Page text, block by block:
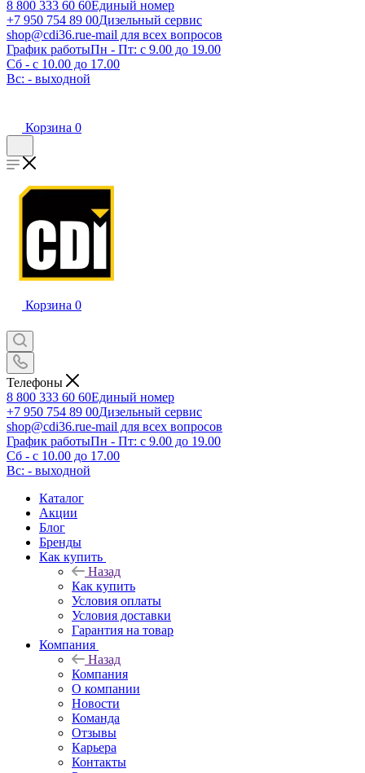
8 800 333 60 60Единый номер
+7 950 754 89 00Дизельный сервис
shop@cdi36.rue-mail для всех вопросов
График работыПн - Пт: с 9.00 до 19.00
Сб - с 10.00 до 17.00
Вс: - выходной
Корзина 0
Корзина 0
Телефоны
8 800 333 60 60Единый номер
+7 950 754 89 00Дизельный сервис
shop@cdi36.rue-mail для всех вопросов
График работыПн - Пт: с 9.00 до 19.00
Сб - с 10.00 до 17.00
Вс: - выходной
Каталог
Акции
Блог
Бренды
Как купить
Назад
Как купить
Условия оплаты
Условия доставки
Гарантия на товар
Компания
Назад
Компания
О компании
Новости
Команда
Отзывы
Карьера
Контакты